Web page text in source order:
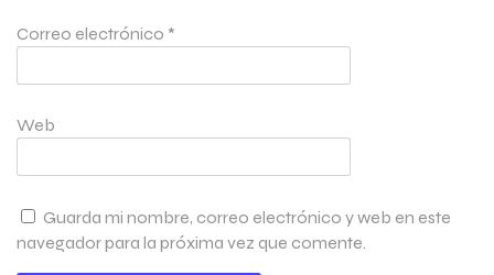
Correo electrónico *
Web
Guarda mi nombre, correo electrónico y web en este
navegador para la próxima vez que comente.